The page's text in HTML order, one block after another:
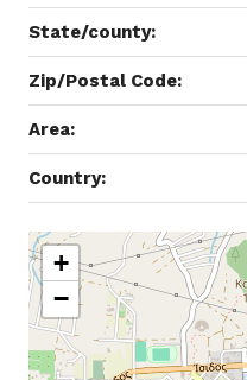
State/county:
Zip/Postal Code:
Area:
Country:
+
−